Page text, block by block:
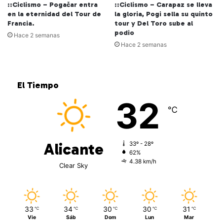
::Ciclismo – Pogačar entra
en la eternidad del Tour de
Francia.
Hace 2 semanas
::Ciclismo – Carapaz se lleva
la gloria, Pogi sella su quinto
tour y Del Toro sube al
podio
Hace 2 semanas
El Tiempo
Alicante
Clear Sky
32 ℃
33º - 28º
62%
4.38 km/h
33 ℃
Vie
34 ℃
Sáb
30 ℃
Dom
30 ℃
Lun
31 ℃
Mar